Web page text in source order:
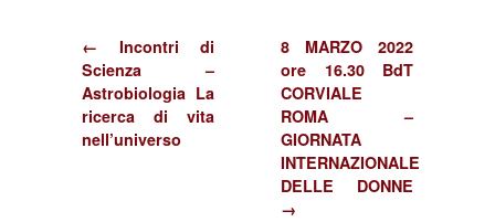
← Incontri di
Scienza –
Astrobiologia La
ricerca di vita
nell’universo
8 MARZO 2022
ore 16.30 BdT
CORVIALE
ROMA –
GIORNATA
INTERNAZIONALE
DELLE DONNE
→